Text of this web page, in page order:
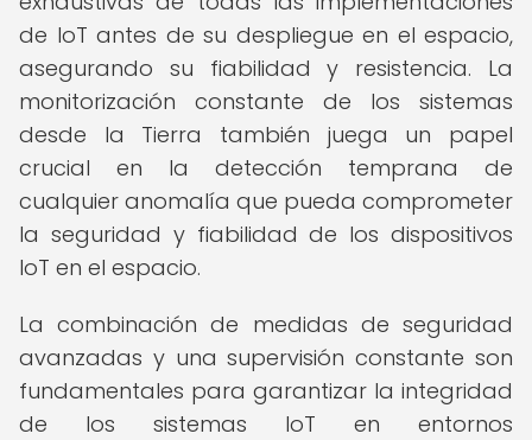
de IoT antes de su despliegue en el espacio,
asegurando su fiabilidad y resistencia. La
monitorización constante de los sistemas
desde la Tierra también juega un papel
crucial en la detección temprana de
cualquier anomalía que pueda comprometer
la seguridad y fiabilidad de los dispositivos
IoT en el espacio.
La combinación de medidas de seguridad
avanzadas y una supervisión constante son
fundamentales para garantizar la integridad
de los sistemas IoT en entornos